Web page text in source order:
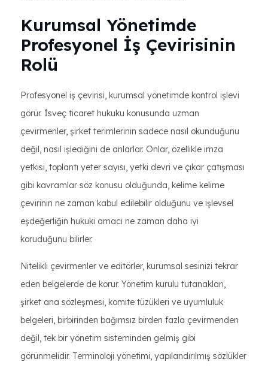
Kurumsal Yönetimde
Profesyonel İş Çevirisinin
Rolü
Profesyonel iş çevirisi, kurumsal yönetimde kontrol işlevi
görür. İsveç ticaret hukuku konusunda uzman
çevirmenler, şirket terimlerinin sadece nasıl okunduğunu
değil, nasıl işlediğini de anlarlar. Onlar, özellikle imza
yetkisi, toplantı yeter sayısı, yetki devri ve çıkar çatışması
gibi kavramlar söz konusu olduğunda, kelime kelime
çevirinin ne zaman kabul edilebilir olduğunu ve işlevsel
eşdeğerliğin hukuki amacı ne zaman daha iyi
koruduğunu bilirler.
Nitelikli çevirmenler ve editörler, kurumsal sesinizi tekrar
eden belgelerde de korur. Yönetim kurulu tutanakları,
şirket ana sözleşmesi, komite tüzükleri ve uyumluluk
belgeleri, birbirinden bağımsız birden fazla çevirmenden
değil, tek bir yönetim sisteminden gelmiş gibi
görünmelidir. Terminoloji yönetimi, yapılandırılmış sözlükler